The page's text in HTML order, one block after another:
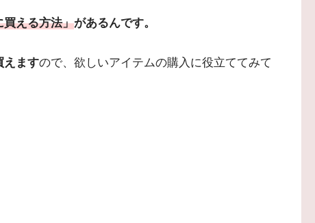
買える方法」があるんです。
えますので、欲しいアイテムの購入に役立ててみて